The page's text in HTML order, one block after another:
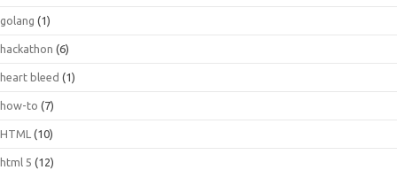
golang (1)
hackathon (6)
heart bleed (1)
how-to (7)
HTML (10)
html 5 (12)